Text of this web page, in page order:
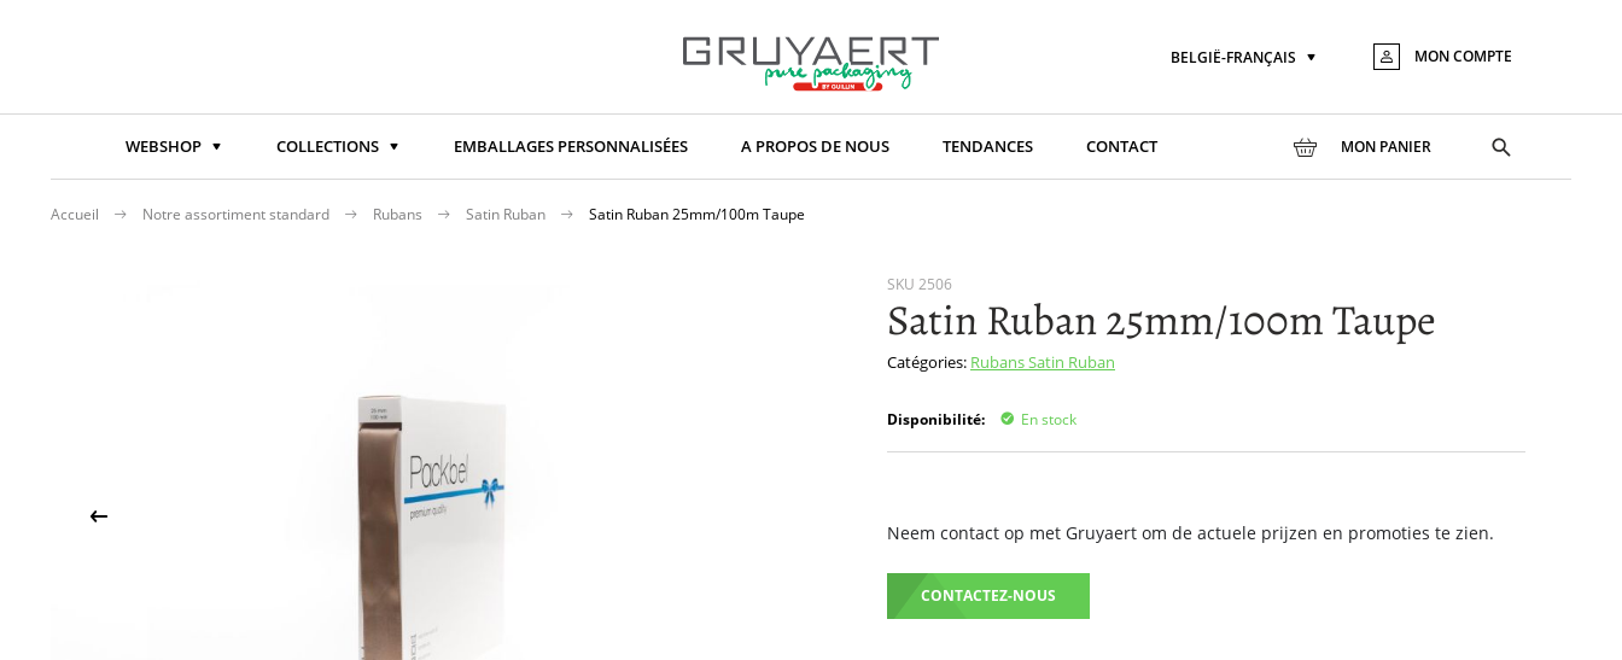
Langue
BELGIË-FRANÇAIS MON COMPTE
WEBSHOP COLLECTIONS EMBALLAGES PERSONNALISÉES A PROPOS DE NOUS TENDANCES CONTACT MON PANIER
Toggle
search
Accueil Notre assortiment standard Rubans Satin Ruban Satin Ruban 25mm/100m Taupe
SKU2506
Satin Ruban 25mm/100m Taupe
Catégories: RubansSatin Ruban
Disponibilité: En stock
Neem contact op met Gruyaert om de actuele prijzen en promoties te zien.
CONTACTEZ-NOUS